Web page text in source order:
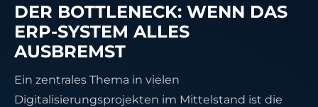
DER BOTTLENECK: WENN DAS
ERP-SYSTEM ALLES
AUSBREMST
Ein zentrales Thema in vielen
Digitalisierungsprojekten im Mittelstand ist die